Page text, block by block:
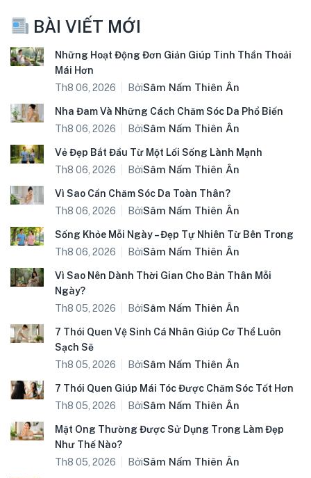
BÀI VIẾT MỚI
Những Hoạt Động Đơn Giản Giúp Tinh Thần Thoải
Mái Hơn
Th8 06, 2026
BởiSâm Nấm Thiên Ân
Nha Đam Và Những Cách Chăm Sóc Da Phổ Biến
Th8 06, 2026
BởiSâm Nấm Thiên Ân
Vẻ Đẹp Bắt Đầu Từ Một Lối Sống Lành Mạnh
Th8 06, 2026
BởiSâm Nấm Thiên Ân
Vì Sao Cần Chăm Sóc Da Toàn Thân?
Th8 06, 2026
BởiSâm Nấm Thiên Ân
Sống Khỏe Mỗi Ngày – Đẹp Tự Nhiên Từ Bên Trong
Th8 06, 2026
BởiSâm Nấm Thiên Ân
Vì Sao Nên Dành Thời Gian Cho Bản Thân Mỗi
Ngày?
Th8 05, 2026
BởiSâm Nấm Thiên Ân
7 Thói Quen Vệ Sinh Cá Nhân Giúp Cơ Thể Luôn
Sạch Sẽ
Th8 05, 2026
BởiSâm Nấm Thiên Ân
7 Thói Quen Giúp Mái Tóc Được Chăm Sóc Tốt Hơn
Th8 05, 2026
BởiSâm Nấm Thiên Ân
Mật Ong Thường Được Sử Dụng Trong Làm Đẹp
Như Thế Nào?
Th8 05, 2026
BởiSâm Nấm Thiên Ân